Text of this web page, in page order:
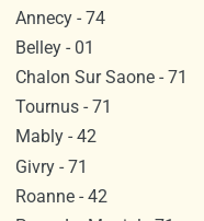
Annecy - 74
Belley - 01
Chalon Sur Saone - 71
Tournus - 71
Mably - 42
Givry - 71
Roanne - 42